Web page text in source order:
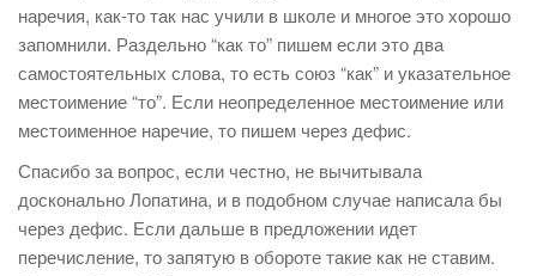
наречия, как-то так нас учили в школе и многое это хорошо
запомнили. Раздельно “как то” пишем если это два
самостоятельных слова, то есть союз “как” и указательное
местоимение “то”. Если неопределенное местоимение или
местоименное наречие, то пишем через дефис.
Спасибо за вопрос, если честно, не вычитывала
досконально Лопатина, и в подобном случае написала бы
через дефис. Если дальше в предложении идет
перечисление, то запятую в обороте такие как не ставим.